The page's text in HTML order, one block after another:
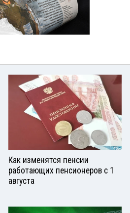
Как изменятся пенсии
работающих пенсионеров с 1
августа